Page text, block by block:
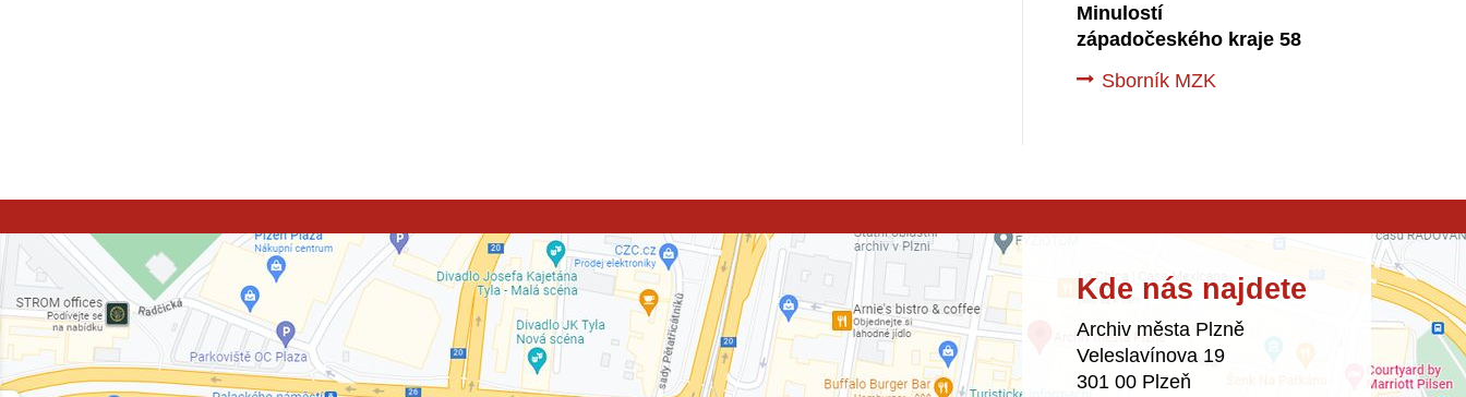
Minulostí
západočeského kraje 58
Sborník MZK
Kde nás najdete
Archiv města Plzně
Veleslavínova 19
301 00 Plzeň